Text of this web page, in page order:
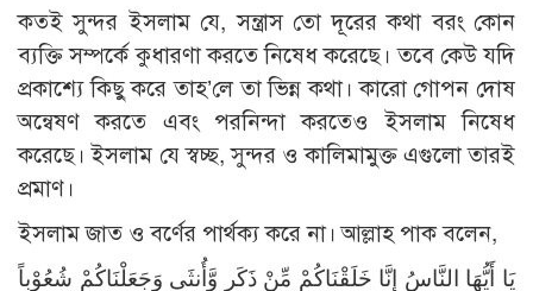
কতই সুন্দর ইসলাম যে, সন্ত্রাস তো দূরের কথা বরং কোন
ব্যক্তি সম্পর্কে কুধারণা করতে নিষেধ করেছে। তবে কেউ যদি
প্রকাশ্যে কিছু করে তাহ’লে তা ভিন্ন কথা। কারো গোপন দোষ
অন্বেষণ করতে এবং পরনিন্দা করতেও ইসলাম নিষেধ
করেছে। ইসলাম যে স্বচ্ছ, সুন্দর ও কালিমামুক্ত এগুলো তারই
প্রমাণ।
ইসলাম জাত ও বর্ণের পার্থক্য করে না। আল্লাহ পাক বলেন,
يَا أَيُّهَا النَّاسُ إِنَّا خَلَقْنَاكُمْ مِّنْ ذَكَرٍ وَّأُنثَى وَجَعَلْنَاكُمْ شُعُوْباً